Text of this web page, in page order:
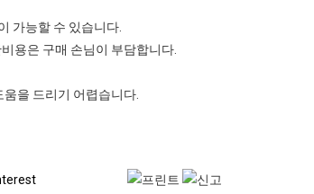
가능할 수 있습니다.
용은 구매 손님이 부담합니다.
을 드리기 어렵습니다.